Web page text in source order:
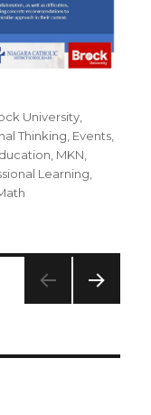
University
Thinking Events
MKN
Learning